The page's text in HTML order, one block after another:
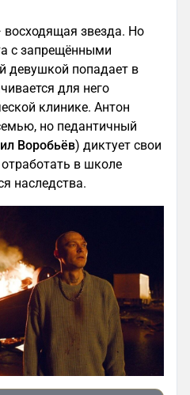
звезда. Но
с запрещёнными
девушкой попадает в
для него
клинике. Антон
но педантичный
Воробьёв) диктует свои
в школе
наследства.